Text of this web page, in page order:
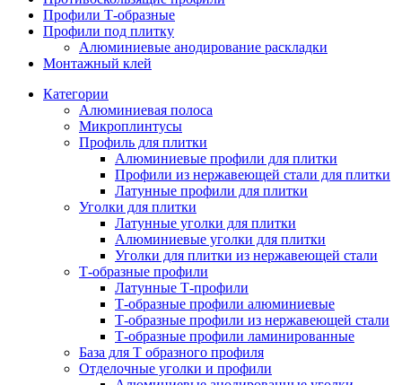
Профили Т-образные
Профили под плитку
Алюминиевые анодирование раскладки
Монтажный клей
Категории
Алюминиевая полоса
Микроплинтусы
Профиль для плитки
Алюминиевые профили для плитки
Профили из нержавеющей стали для плитки
Латунные профили для плитки
Уголки для плитки
Латунные уголки для плитки
Алюминиевые уголки для плитки
Уголки для плитки из нержавеющей стали
Т-образные профили
Латунные Т-профили
Т-образные профили алюминиевые
Т-образные профили из нержавеющей стали
Т-образные профили ламинированные
База для Т образного профиля
Отделочные уголки и профили